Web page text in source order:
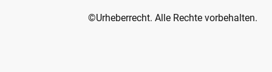
©Urheberrecht. Alle Rechte vorbehalten.